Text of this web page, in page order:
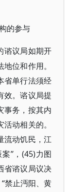
的参与
谘议局如期开
位和作用。
省单行法须经
效。谘议局提
事务，按其内
动相关的。
流动饥民，江
”，(45)力图
省谘议局议决
禁止沔阳、黄